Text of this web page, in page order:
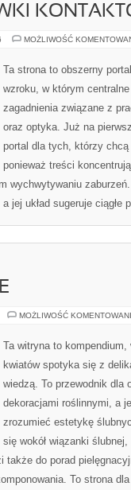
MOŻLIWOŚĆ
Ta strona to obszerny
wzroku, w którym
zagadnienia związane z
oraz optyka. Już na
portal dla tych, którzy
ponieważ treści
wychwytywaniu
jej układ sugeruje
MOŻLIWOŚĆ
Ta witryna to
kwiatów spotyka się z
wiedzą. To przewodnik dla
dekoracjami roślinnymi, a
zrozumieć estetykę
się wokół wiązanki
także do porad
To strona